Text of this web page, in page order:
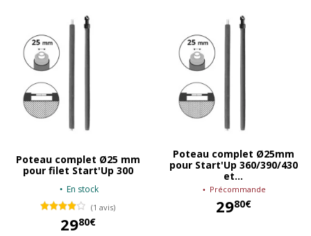
Poteau complet Ø25 mm
pour filet Start'Up 300
En stock
(1 avis)
2980€
Poteau complet Ø25mm
pour Start'Up 360/390/430
et...
Précommande
2980€